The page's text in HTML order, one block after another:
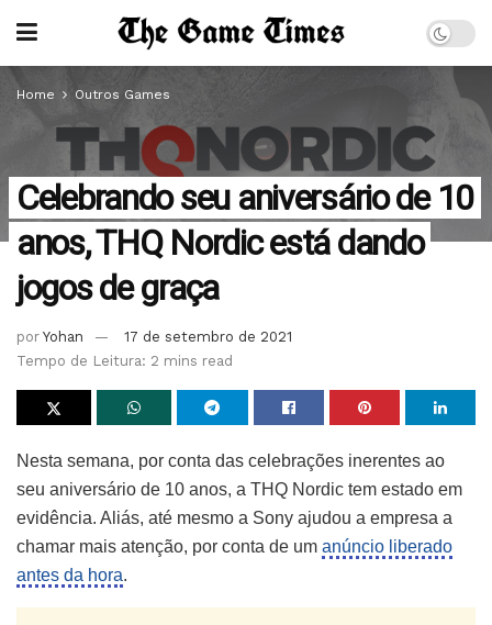
Home Outros Games
Celebrando seu aniversário de 10
anos, THQ Nordic está dando
jogos de graça
por Yohan
17 de setembro de 2021
Tempo de Leitura: 2 mins read
Nesta semana, por conta das celebrações inerentes ao
seu aniversário de 10 anos, a THQ Nordic tem estado em
evidência. Aliás, até mesmo a Sony ajudou a empresa a
chamar mais atenção, por conta de um anúncio liberado
antes da hora.